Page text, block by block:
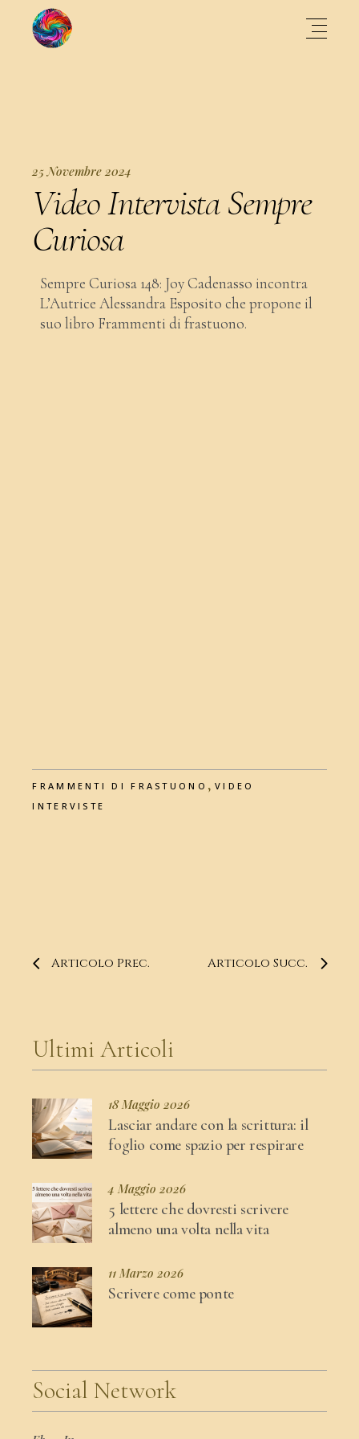
25 Novembre 2024
Video Intervista Sempre
Curiosa
Sempre Curiosa 148: Joy Cadenasso incontra
L’Autrice Alessandra Esposito che propone il
suo libro Frammenti di frastuono.
FRAMMENTI DI FRASTUONO , VIDEO
INTERVISTE
Articolo Prec. Articolo Succ.
Ultimi Articoli
18 Maggio 2026
Lasciar andare con la scrittura: il
foglio come spazio per respirare
4 Maggio 2026
5 lettere che dovresti scrivere
almeno una volta nella vita
11 Marzo 2026
Scrivere come ponte
Social Network